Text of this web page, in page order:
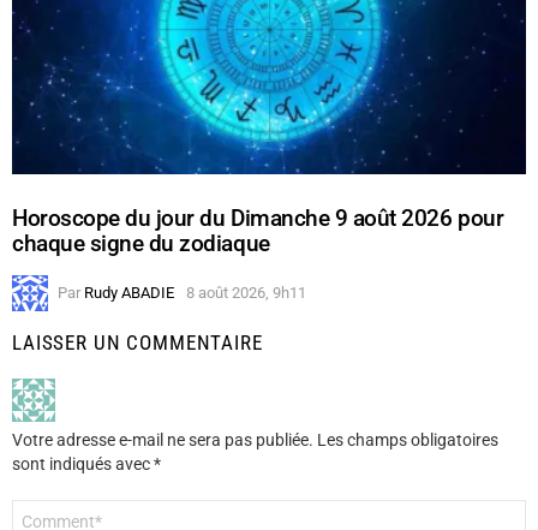
Horoscope du jour du Dimanche 9 août 2026 pour
chaque signe du zodiaque
Par Rudy ABADIE 8 août 2026, 9h11
LAISSER UN COMMENTAIRE
Votre adresse e-mail ne sera pas publiée. Les champs obligatoires
sont indiqués avec*